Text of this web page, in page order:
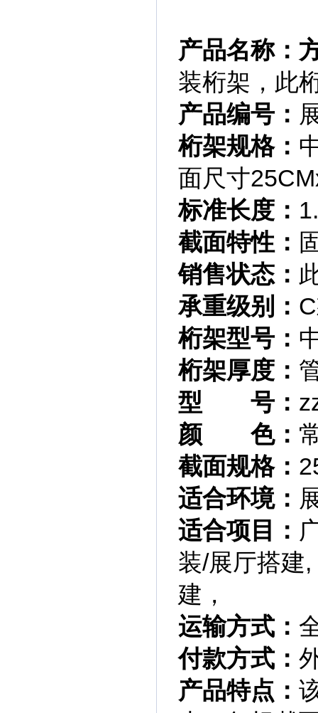
产品名称：
装桁架，此
产品编号：
桁架规格：
面尺寸
标准长度：
截面特性：
销售状态：
承重级别：
桁架型号：
桁架厚度：
型 号：
颜 色：
截面规格：
适合环境：
适合项目：
装/展厅搭建
建，
运输方式：
付款方式：
产品特点：